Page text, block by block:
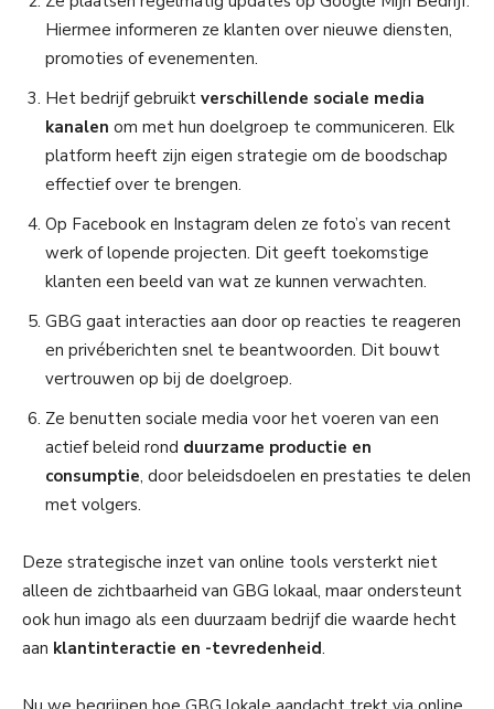
Hiermee informeren ze klanten over nieuwe diensten,
promoties of evenementen.
Het bedrijf gebruikt verschillende sociale media
kanalen om met hun doelgroep te communiceren. Elk
platform heeft zijn eigen strategie om de boodschap
effectief over te brengen.
Op Facebook en Instagram delen ze foto’s van recent
werk of lopende projecten. Dit geeft toekomstige
klanten een beeld van wat ze kunnen verwachten.
GBG gaat interacties aan door op reacties te reageren
en privéberichten snel te beantwoorden. Dit bouwt
vertrouwen op bij de doelgroep.
Ze benutten sociale media voor het voeren van een
actief beleid rond duurzame productie en
consumptie, door beleidsdoelen en prestaties te delen
met volgers.
Deze strategische inzet van online tools versterkt niet
alleen de zichtbaarheid van GBG lokaal, maar ondersteunt
ook hun imago als een duurzaam bedrijf die waarde hecht
aan klantinteractie en -tevredenheid.